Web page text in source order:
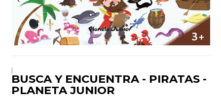
|
BUSCA Y ENCUENTRA - PIRATAS -
PLANETA JUNIOR